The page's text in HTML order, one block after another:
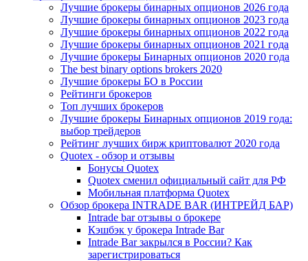
Лучшие брокеры бинарных опционов 2026 года
Лучшие брокеры бинарных опционов 2023 года
Лучшие брокеры бинарных опционов 2022 года
Лучшие брокеры бинарных опционов 2021 года
Лучшие брокеры Бинарных опционов 2020 года
The best binary options brokers 2020
Лучшие брокеры БО в России
Рейтинги брокеров
Топ лучших брокеров
Лучшие брокеры Бинарных опционов 2019 года:
выбор трейдеров
Рейтинг лучших бирж криптовалют 2020 года
Quotex - обзор и отзывы
Бонусы Quotex
Quotex сменил официальный сайт для РФ
Мобильная платформа Quotex
Обзор брокера INTRADE BAR (ИНТРЕЙД БАР)
Intrade bar отзывы о брокере
Кэшбэк у брокера Intrade Bar
Intrade Bar закрылся в России? Как
зарегистрироваться